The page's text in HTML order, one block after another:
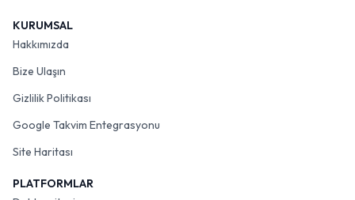
KURUMSAL
Hakkımızda
Bize Ulaşın
Gizlilik Politikası
Google Takvim Entegrasyonu
Site Haritası
PLATFORMLAR